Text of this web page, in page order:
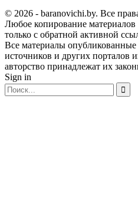
© 2026 - baranovichi.by. Все
Любое копирование материалов
только с обратной активной
Все материалы
источников и других порталов
авторство принадлежат их
Sign in